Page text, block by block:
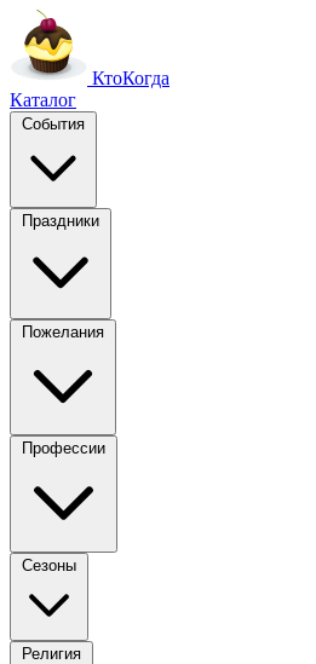
КтоКогда
Каталог
События
Праздники
Пожелания
Профессии
Сезоны
Религия